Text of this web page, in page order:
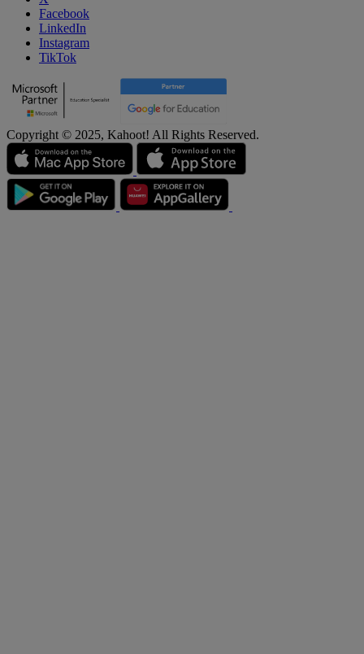
Facebook
LinkedIn
Instagram
TikTok
Copyright © 2025, Kahoot! All Rights Reserved.